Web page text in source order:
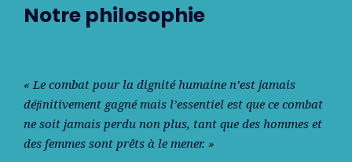
Notre philosophie
« Le combat pour la dignité humaine n’est jamais
déﬁnitivement gagné mais l’essentiel est que ce combat
ne soit jamais perdu non plus, tant que des hommes et
des femmes sont prêts à le mener. »